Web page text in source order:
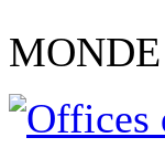
MONDE